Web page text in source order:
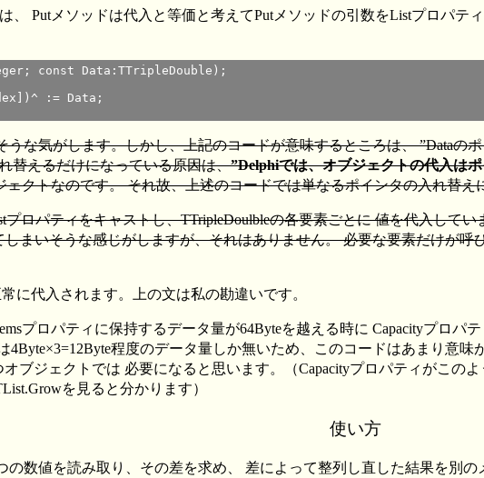
は、 Putメソッドは代入と等価と考えてPutメソッドの引数をListプロパテ
const Data:TTripleDouble);
:= Data;
な気がします。しかし、上記のコードが意味するところは、 ”Dataの
替えるだけになっている原因は、”Delphiでは、オブジェクトの代入は
ェクトなのです。 それ故、上述のコードでは単なるポインタの入れ替え
ロパティをキャストし、TTripleDoulbleの各要素ごとに 値を代入して
まいそうな感じがしますが、それはありません。 必要な要素だけが呼
に代入されます。上の文は私の勘違いです。
プロパティに保持するデータ量が64Byteを越える時に Capacityプロ
4Byte×3=12Byte程度のデータ量しか無いため、このコードはあまり意
オブジェクトでは 必要になると思います。（Capacityプロパティがこの
を見ると分かります）
使い方
の数値を読み取り、その差を求め、 差によって整列し直した結果を別